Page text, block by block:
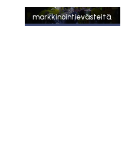
markkinointievästeitä.